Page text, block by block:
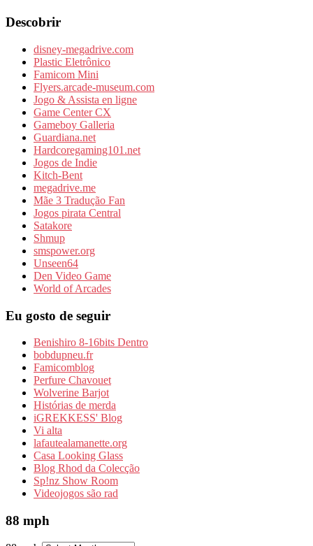
Descobrir
disney-megadrive.com
Plastic Eletrônico
Famicom Mini
Flyers.arcade-museum.com
Jogo & Assista en ligne
Game Center CX
Gameboy Galleria
Guardiana.net
Hardcoregaming101.net
Jogos de Indie
Kitch-Bent
megadrive.me
Mãe 3 Tradução Fan
Jogos pirata Central
Satakore
Shmup
smspower.org
Unseen64
Den Video Game
World of Arcades
Eu gosto de seguir
Benishiro 8-16bits Dentro
bobdupneu.fr
Famicomblog
Perfure Chavouet
Wolverine Barjot
Histórias de merda
iGREKKESS' Blog
Vi alta
lafautealamanette.org
Casa Looking Glass
Blog Rhod da Colecção
Sp!nz Show Room
Videojogos são rad
88 mph